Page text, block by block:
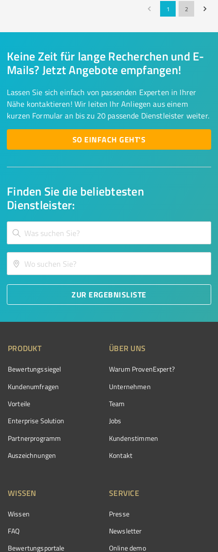
1 2
Finden Sie die beliebtesten
Dienstleister:
ZUR ERGEBNISLISTE
Keine Zeit für lange Recherchen und E-
Mails? Jetzt Angebote empfangen!
Lassen Sie sich einfach von passenden Experten in Ihrer
Nähe kontaktieren! Wir leiten Ihr Anliegen aus einem
kurzen Formular an bis zu 20 passende Dienstleister weiter.
SO EINFACH GEHT'S
PRODUKT
Bewertungssiegel
Kundenumfragen
Vorteile
Enterprise Solution
Partnerprogramm
Auszeichnungen
ÜBER UNS
Warum ProvenExpert?
Unternehmen
Team
Jobs
Kundenstimmen
Kontakt
WISSEN
Wissen
FAQ
Bewertungsportale
SERVICE
Presse
Newsletter
Online demo